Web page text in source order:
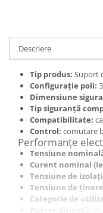
Blocuri de distributie
Cleme cu conexiune
Cleme derivatie
Cleme terminale
Cleme Wago
Dispozitive stingere
tablouri
Pini terminali
Descriere
Tip produs: Suport
Configurație poli:
Dimensiune
Tip siguranță
Compatibilitate:
Control: comutare
Performanțe
Tensiune
Curent nominal
Tensiune de
Tensiune de
Categorie de